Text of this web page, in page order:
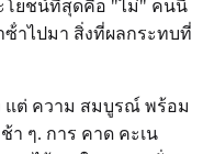
โยชน์ที่สุดคือ "ไม่" คนนี้
าไปมา สิ่งที่ผลกระทบที่
แต่ ความ สมบูรณ์ พร้อม
ๆ. การ คาด คะเน